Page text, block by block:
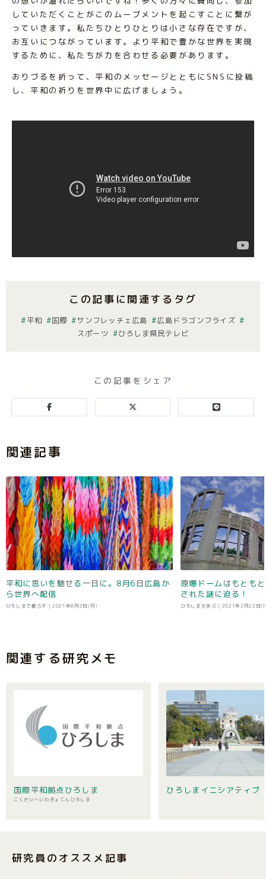
していただくことがこのムーブメントを起こすことに繋が
っていきます。私たちひとりひとりは小さな存在ですが、
お互いにつながっています。より平和で豊かな世界を実現
するために、私たちが力を合わせる必要があります。
おりづるを折って、平和のメッセージとともにSNSに投稿
し、平和の祈りを世界中に広げましょう。
この記事に関連するタグ
平和 国際 サンフレッチェ広島
広島ドラゴンフライズ
スポーツ
ひろしま県民テレビ
この記事をシェア
関連記事
平和に思いを馳せる一日に。8月6日広島か
ら世界へ配信
ひろしまで暮らす |2021年8月2日(月)
原爆ドームはもとも
された謎に迫る！
ひろしまを学ぶ | 2021年2月22日(
関連する研究メモ
国際平和拠点ひろしま
こくさいへいわきょてんひろしま
ひろしまイニシアティブ
研究員のオススメ記事